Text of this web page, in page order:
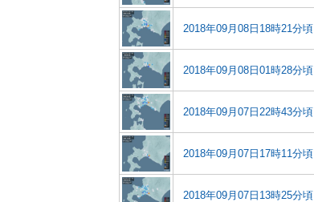
2018年09月08日18時21分頃
2018年09月08日01時28分頃
2018年09月07日22時43分頃
2018年09月07日17時11分頃
2018年09月07日13時25分頃